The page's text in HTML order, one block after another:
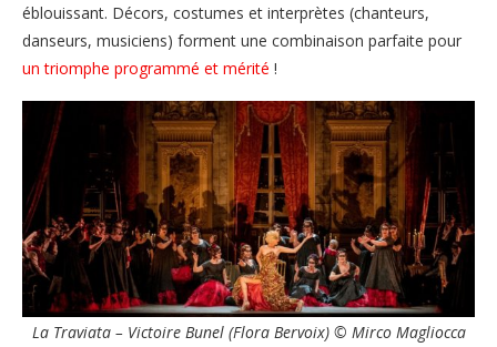
éblouissant. Décors, costumes et interprètes (chanteurs,
danseurs, musiciens) forment une combinaison parfaite pour
un triomphe programmé et mérité !
La Traviata – Victoire Bunel (Flora Bervoix) © Mirco Magliocca